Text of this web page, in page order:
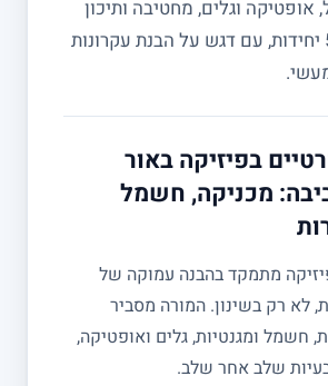
וגלים, מחטיבה ותיכון
ועד בגרות 3–5 יחידות, עם דגש על הבנת עקרונות
בפיזיקה באור
מכניקה, חשמל
מתמקד בהבנה עמוקה של
לא רק בשינון. המורה מסביר
חשמל ומגנטיות, גלים ואופטיקה,
שלב אחר שלב.